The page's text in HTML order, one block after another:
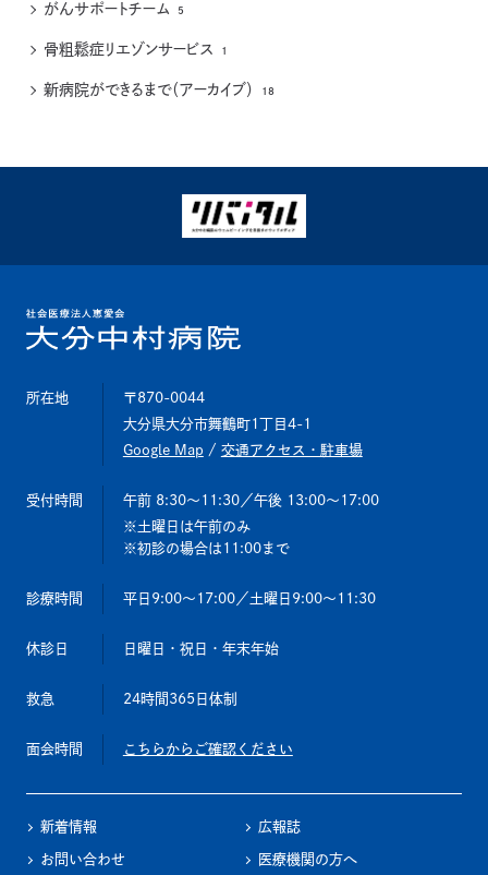
がんサポートチーム 5
骨粗鬆症リエゾンサービス 1
新病院ができるまで（アーカイブ） 18
所在地
〒870-0044
大分県大分市舞鶴町1丁目4-1
Google Map / 交通アクセス・駐車場
受付時間 午前 8:30～11:30／午後 13:00～17:00
土曜日は午前のみ
初診の場合は11:00まで
診療時間 平日9:00～17:00／土曜日9:00～11:30
休診日 日曜日・祝日・年末年始
救急 24時間365日体制
面会時間 こちらからご確認ください
新着情報 広報誌
お問い合わせ 医療機関の方へ